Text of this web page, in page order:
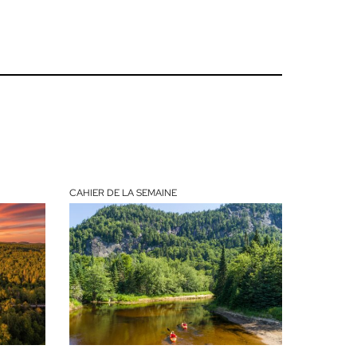
CAHIER DE LA SEMAINE